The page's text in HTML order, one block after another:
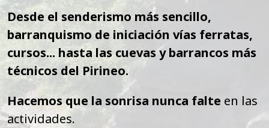
Desde el senderismo más sencillo,
barranquismo de iniciación vías ferratas,
cursos... hasta las cuevas y barrancos más
técnicos del Pirineo.
Hacemos que la sonrisa nunca falte en las
actividades.